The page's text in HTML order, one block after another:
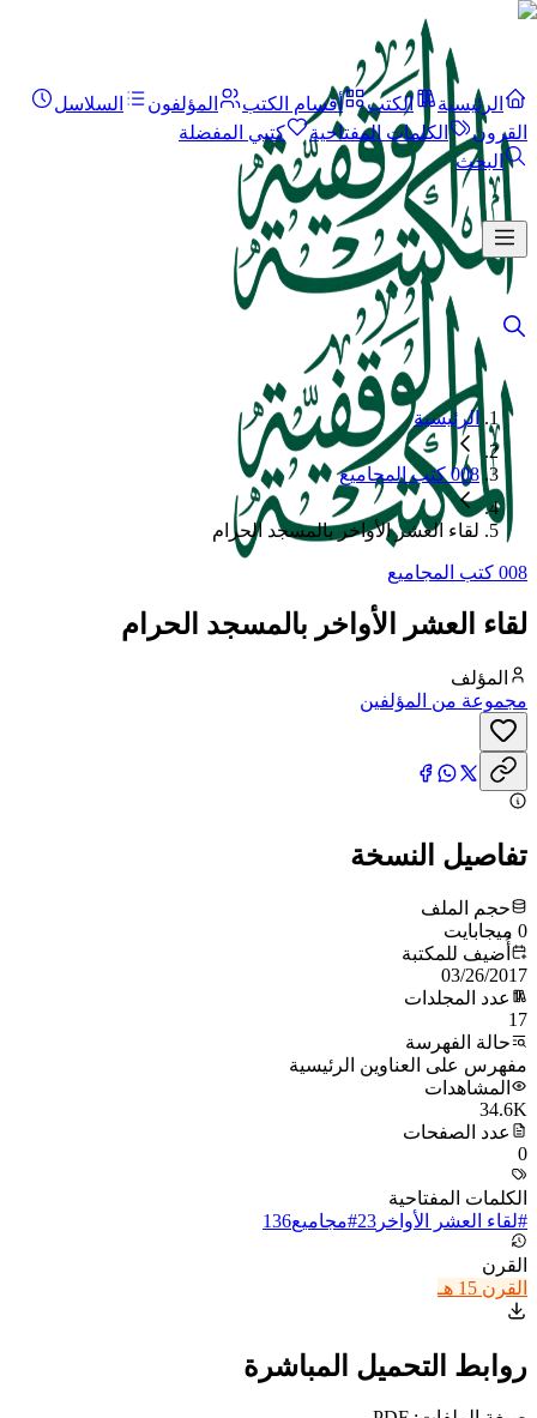
الرئيسية الكتب أقسام الكتب المؤلفون
السلاسل
القرون
الكلمات المفتاحية
كتبي المفضلة
البحث
الرئيسية
008 كتب المجاميع
لقاء العشر الأواخر بالمسجد الحرام
008 كتب المجاميع
لقاء العشر الأواخر بالمسجد الحرام
المؤلف
مجموعة من المؤلفين
تفاصيل النسخة
حجم الملف
0 ميجابايت
أُضيف للمكتبة
03/26/2017
عدد المجلدات
17
حالة الفهرسة
مفهرس على العناوين الرئيسية
المشاهدات
34.6K
عدد الصفحات
0
الكلمات المفتاحية
#لقاء العشر الأواخر 23
#مجاميع136
القرن
القرن 15 هـ
روابط التحميل المباشرة